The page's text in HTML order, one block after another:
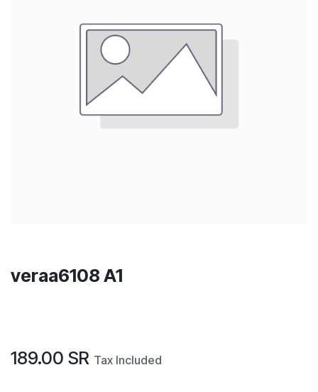
veraa6108 A1
189.00 SR Tax Included